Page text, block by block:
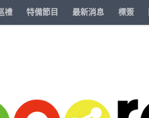
禮 特備節目 最新消息 標簽